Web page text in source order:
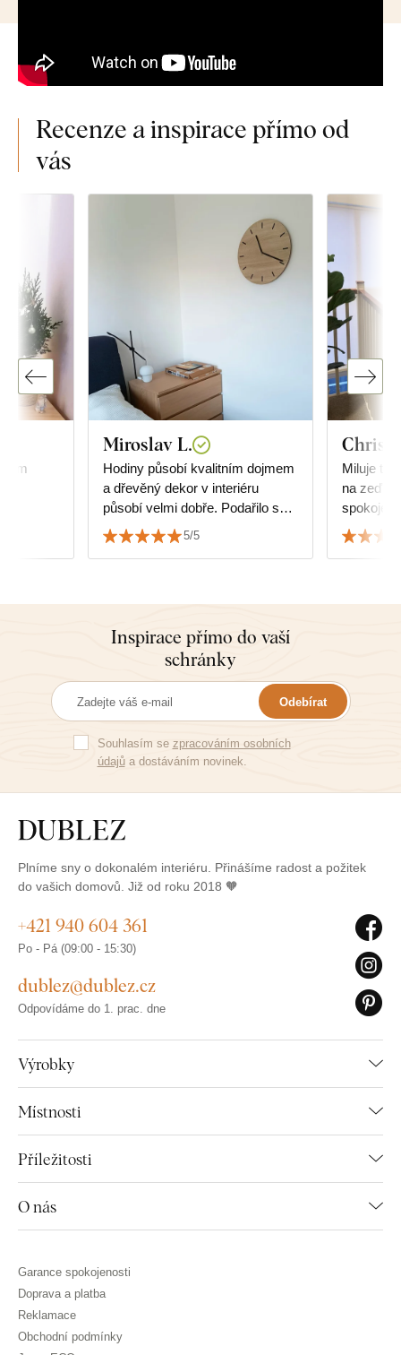
Recenze a inspirace přímo od
vás
Miroslav L.
Hodiny působí kvalitním dojmem
a dřevěný dekor v interiéru
působí velmi dobře. Podařilo se
sladit s dekorem podlahy.
5/5
Miluje to,
na zeď,
Inspirace přímo do vaší
schránky
Odebírat
Souhlasím se zpracováním osobních
údajůa dostáváním novinek.
Plníme sny o dokonalém interiéru. Přinášíme radost a požitek
do vašich domovů. Již od roku 2018 🧡
Výrobky
Místnosti
Příležitosti
O nás
+421 940 604 361
Po - Pá (09:00 - 15:30)
dublez@dublez.cz
Odpovídáme do 1. prac. dne
Garance spokojenosti
Doprava a platba
Reklamace
Obchodní podmínky